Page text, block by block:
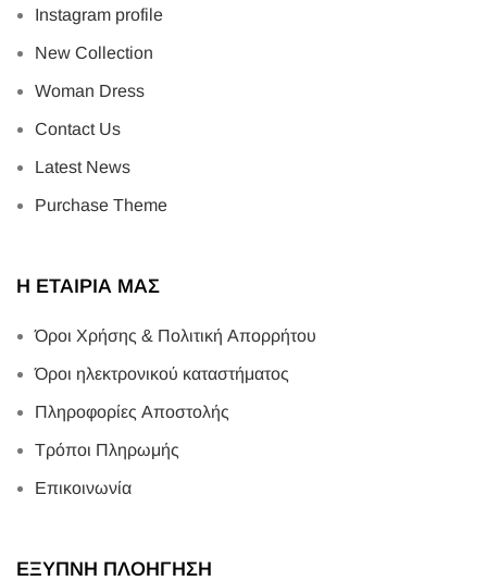
Instagram profile
New Collection
Woman Dress
Contact Us
Latest News
Purchase Theme
Η ΕΤΑΙΡΙΑ ΜΑΣ
Όροι Χρήσης & Πολιτική Απορρήτου
Όροι ηλεκτρονικού καταστήματος
Πληροφορίες Αποστολής
Τρόποι Πληρωμής
Επικοινωνία
ΕΞΥΠΝΗ ΠΛΟΗΓΗΣΗ